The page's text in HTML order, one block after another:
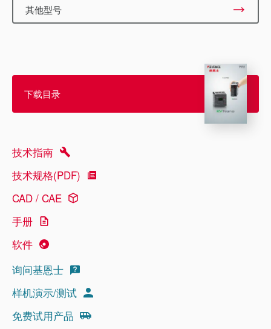
其他型号
下载目录
技术指南
技术规格(PDF)
CAD / CAE
手册
软件
询问基恩士
样机演示/测试
免费试用产品